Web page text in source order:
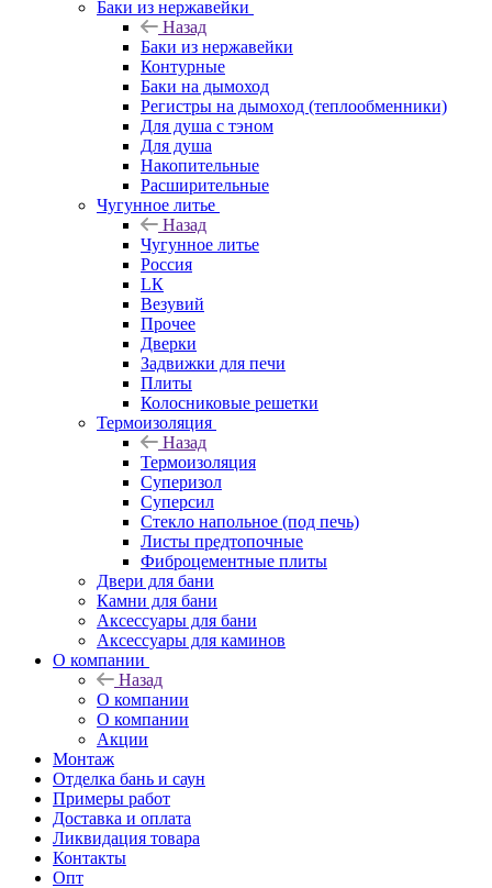
Баки из нержавейки
Назад
Баки из нержавейки
Контурные
Баки на дымоход
Регистры на дымоход (теплообменники)
Для душа с тэном
Для душа
Накопительные
Расширительные
Чугунное литье
Назад
Чугунное литье
Россия
LК
Везувий
Прочее
Дверки
Задвижки для печи
Плиты
Колосниковые решетки
Термоизоляция
Назад
Термоизоляция
Суперизол
Суперсил
Стекло напольное (под печь)
Листы предтопочные
Фиброцементные плиты
Двери для бани
Камни для бани
Аксессуары для бани
Аксессуары для каминов
О компании
Назад
О компании
О компании
Акции
Монтаж
Отделка бань и саун
Примеры работ
Доставка и оплата
Ликвидация товара
Контакты
Опт